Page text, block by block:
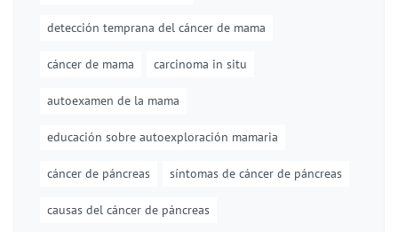
detección temprana del cáncer de mama
cáncer de mama carcinoma in situ
autoexamen de la mama
educación sobre autoexploración mamaria
cáncer de páncreas síntomas de cáncer de páncreas
causas del cáncer de páncreas